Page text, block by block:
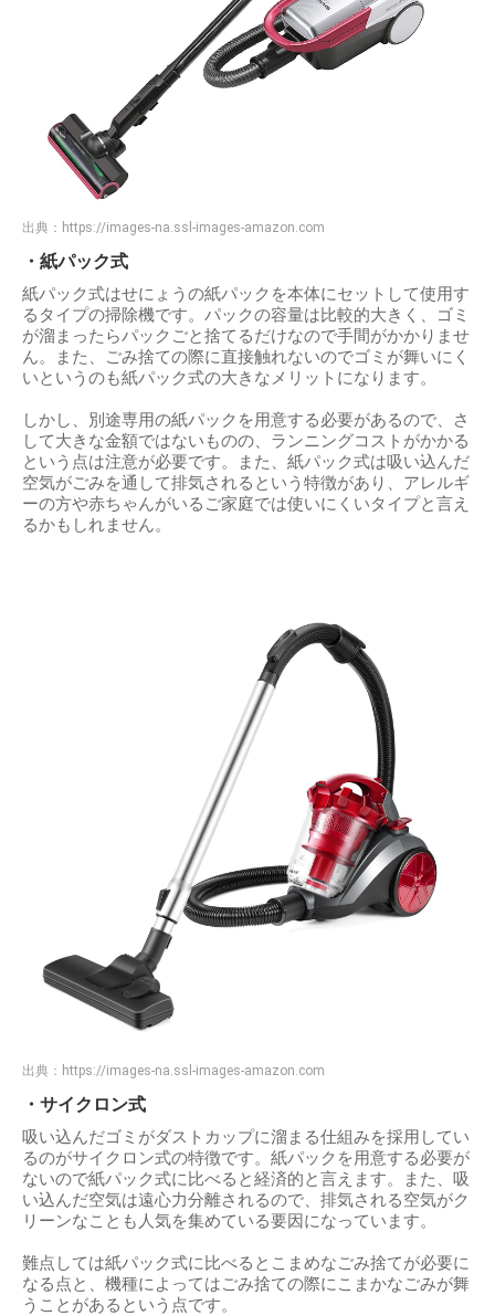
出典： https://images-na.ssl-images-amazon.com
・紙パック式
紙パック式はせにょうの紙パックを本体にセットして使用す
るタイプの掃除機です。パックの容量は比較的大きく、ゴミ
が溜まったらパックごと捨てるだけなので手間がかかりませ
ん。また、ごみ捨ての際に直接触れないのでゴミが舞いにく
いというのも紙パック式の大きなメリットになります。
しかし、別途専用の紙パックを用意する必要があるので、さ
して大きな金額ではないものの、ランニングコストがかかる
という点は注意が必要です。また、紙パック式は吸い込んだ
空気がごみを通して排気されるという特徴があり、アレルギ
ーの方や赤ちゃんがいるご家庭では使いにくいタイプと言え
るかもしれません。
出典： https://images-na.ssl-images-amazon.com
・サイクロン式
吸い込んだゴミがダストカップに溜まる仕組みを採用してい
るのがサイクロン式の特徴です。紙パックを用意する必要が
ないので紙パック式に比べると経済的と言えます。また、吸
い込んだ空気は遠心力分離されるので、排気される空気がク
リーンなことも人気を集めている要因になっています。
難点しては紙パック式に比べるとこまめなごみ捨てが必要に
なる点と、機種によってはごみ捨ての際にこまかなごみが舞
うことがあるという点です。